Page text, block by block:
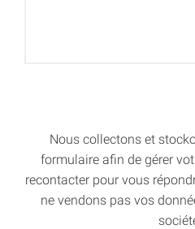
Nous collectons et
formulaire afin de gérer
recontacter pour vous
ne vendons pas vos